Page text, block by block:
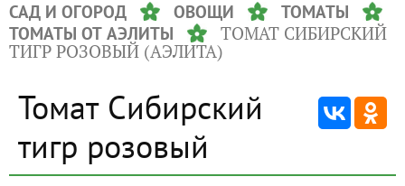
САД И ОГОРОД ОВОЩИ
ТОМАТЫ
ТОМАТЫ ОТ АЭЛИТЫ
ТОМАТ СИБИРСКИЙ
ТИГР РОЗОВЫЙ (АЭЛИТА)
Томат Сибирский
тигр розовый